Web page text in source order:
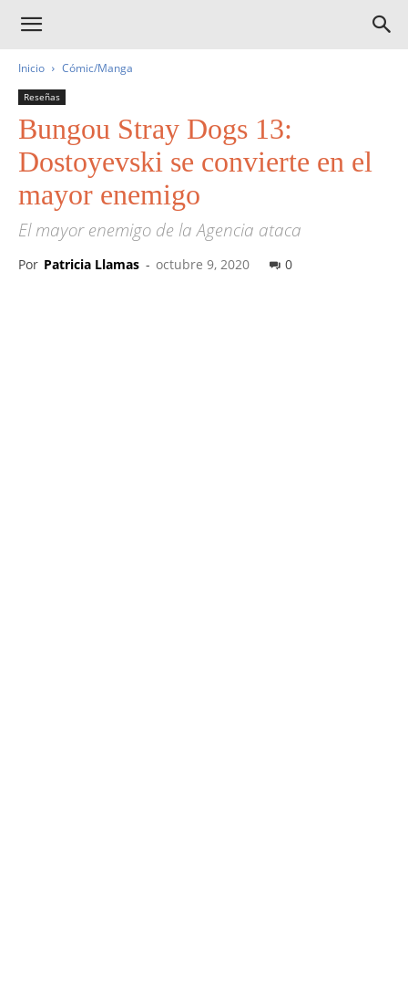
Inicio Cómic/Manga
Reseñas
Bungou Stray Dogs 13:
Dostoyevski se convierte en el
mayor enemigo
El mayor enemigo de la Agencia ataca
Por Patricia Llamas - octubre 9, 2020 0